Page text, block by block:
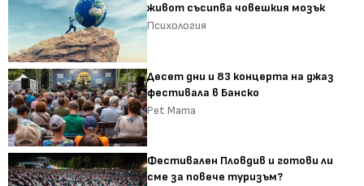
живот съсипва човешкия мозък
Психология
Десет дни и 83 концерта на джаз
фестивала в Банско
Pet Mama
Фестивален Пловдив и готови ли
сме за повече туризъм?